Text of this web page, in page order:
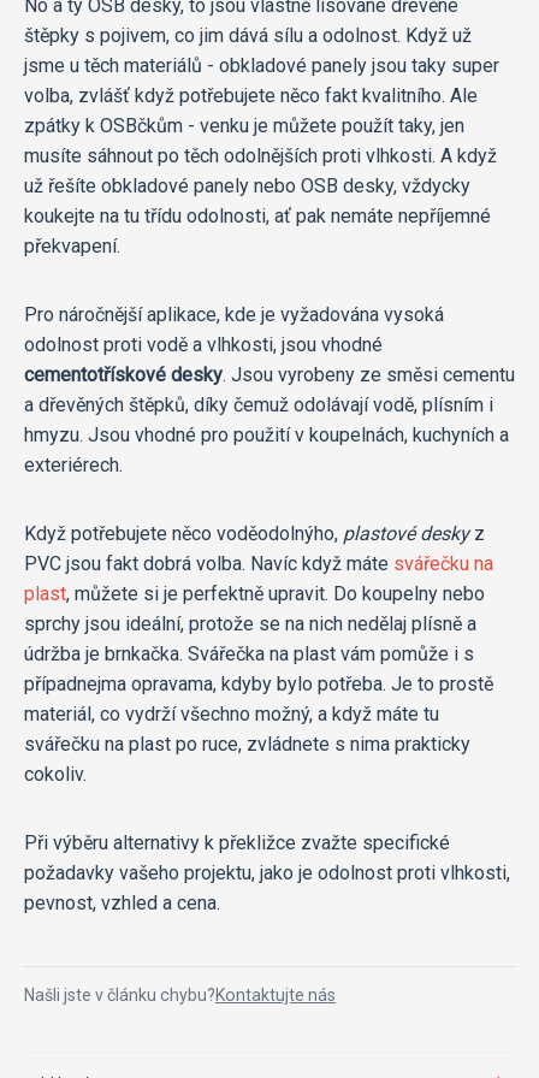
No a ty OSB desky, to jsou vlastně lisované dřevěné
štěpky s pojivem, co jim dává sílu a odolnost. Když už
jsme u těch materiálů - obkladové panely jsou taky super
volba, zvlášť když potřebujete něco fakt kvalitního. Ale
zpátky k OSBčkům - venku je můžete použít taky, jen
musíte sáhnout po těch odolnějších proti vlhkosti. A když
už řešíte obkladové panely nebo OSB desky, vždycky
koukejte na tu třídu odolnosti, ať pak nemáte nepříjemné
překvapení.
Pro náročnější aplikace, kde je vyžadována vysoká
odolnost proti vodě a vlhkosti, jsou vhodné
cementotřískové desky. Jsou vyrobeny ze směsi cementu
a dřevěných štěpků, díky čemuž odolávají vodě, plísním i
hmyzu. Jsou vhodné pro použití v koupelnách, kuchyních a
exteriérech.
Když potřebujete něco voděodolnýho, plastové deskyz
PVC jsou fakt dobrá volba. Navíc když máte svářečku na
plast, můžete si je perfektně upravit. Do koupelny nebo
sprchy jsou ideální, protože se na nich nedělaj plísně a
údržba je brnkačka. Svářečka na plast vám pomůže i s
případnejma opravama, kdyby bylo potřeba. Je to prostě
materiál, co vydrží všechno možný, a když máte tu
svářečku na plast po ruce, zvládnete s nima prakticky
cokoliv.
Při výběru alternativy k překližce zvažte specifické
požadavky vašeho projektu, jako je odolnost proti vlhkosti,
pevnost, vzhled a cena.
Našli jste v článku chybu?Kontaktujte nás